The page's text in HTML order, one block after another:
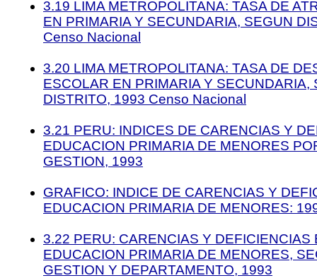
3.19 LIMA METROPOLITANA: TASA DE
EN PRIMARIA Y SECUNDARIA, SEGUN
Censo Nacional
3.20 LIMA METROPOLITANA: TASA DE
ESCOLAR EN PRIMARIA Y SECUNDARIA,
DISTRITO, 1993 Censo Nacional
3.21 PERU: INDICES DE CARENCIAS Y
EDUCACION PRIMARIA DE MENORES
GESTION, 1993
GRAFICO: INDICE DE CARENCIAS Y
EDUCACION PRIMARIA DE MENORES:
3.22 PERU: CARENCIAS Y DEFICIENCIAS
EDUCACION PRIMARIA DE MENORES,
GESTION Y DEPARTAMENTO, 1993